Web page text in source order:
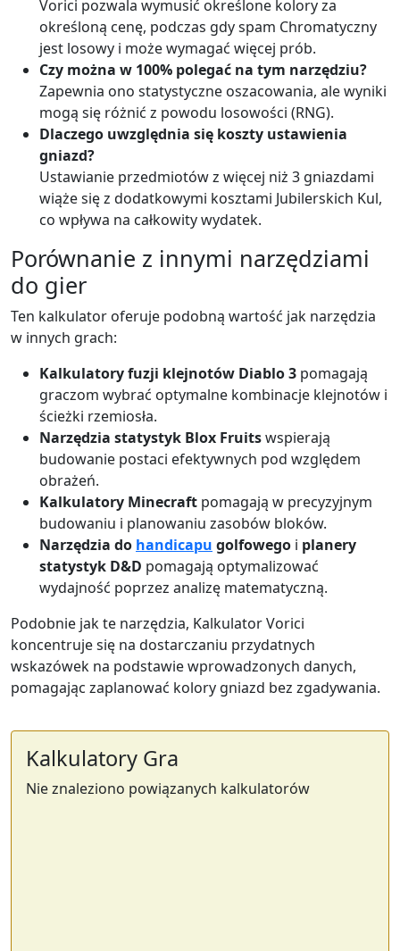
Vorici pozwala wymusić określone kolory za
określoną cenę, podczas gdy spam Chromatyczny
jest losowy i może wymagać więcej prób.
Czy można w 100% polegać na tym narzędziu?
Zapewnia ono statystyczne oszacowania, ale wyniki
mogą się różnić z powodu losowości (RNG).
Dlaczego uwzględnia się koszty ustawienia
gniazd?
Ustawianie przedmiotów z więcej niż 3 gniazdami
wiąże się z dodatkowymi kosztami Jubilerskich Kul,
co wpływa na całkowity wydatek.
Porównanie z innymi narzędziami
do gier
Ten kalkulator oferuje podobną wartość jak narzędzia
w innych grach:
Kalkulatory fuzji klejnotów Diablo 3 pomagają
graczom wybrać optymalne kombinacje klejnotów i
ścieżki rzemiosła.
Narzędzia statystyk Blox Fruitswspierają
budowanie postaci efektywnych pod względem
obrażeń.
Kalkulatory Minecraft pomagają w precyzyjnym
budowaniu i planowaniu zasobów bloków.
Narzędzia do handicapu golfowego i planery
statystyk D&D pomagają optymalizować
wydajność poprzez analizę matematyczną.
Podobnie jak te narzędzia, Kalkulator Vorici
koncentruje się na dostarczaniu przydatnych
wskazówek na podstawie wprowadzonych danych,
pomagając zaplanować kolory gniazd bez zgadywania.
Kalkulatory Gra
Nie znaleziono powiązanych kalkulatorów